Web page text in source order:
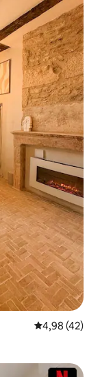
Gemiddelde
4,98 (42)